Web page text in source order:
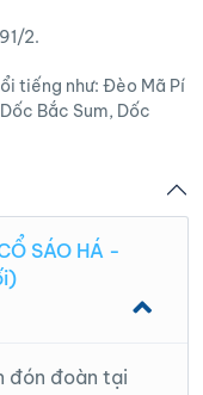
2.
tiếng như: Đèo Mã Pí
Bắc Sum, Dốc
SÁO HÁ -
đón đoàn tại